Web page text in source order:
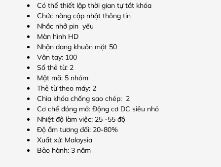
Có thể thiết lập thời gian tự tắt khóa
Chức năng cập nhật thông tin
Nhắc nhở pin yếu
Màn hình HD
Nhận dang khuôn mặt 50
Vân tay: 100
Số thẻ từ: 2
Mật mã: 5 nhóm
Thẻ từ theo máy: 2
Chìa khóa chống sao chép: 2
Cơ chế đóng mở: Động cơ DC siêu nhỏ
Nhiệt độ làm việc: 25 -55 độ
Độ ẩm tương đối: 20-80%
Xuất xứ: Malaysia
Bảo hành: 3 năm